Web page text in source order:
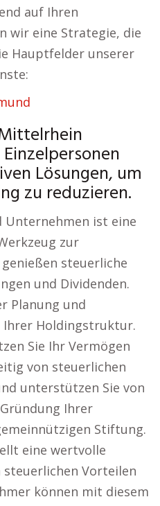
auf Ihren
wir eine Strategie, die
Hauptfelder unserer
Lösungen, um
zu reduzieren.
Unternehmen ist eine
zur
steuerliche
und Dividenden.
Planung und
Ihrer Holdingstruktur.
Sie Ihr Vermögen
von steuerlichen
unterstützen Sie von
Ihrer
Stiftung.
eine wertvolle
Vorteilen
können mit diesem